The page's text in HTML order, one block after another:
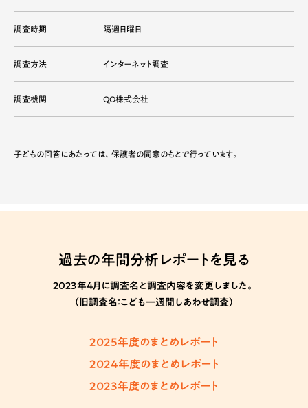
調査時期 隔週日曜日
調査方法 インターネット調査
調査機関 QO株式会社
子どもの回答にあたっては、保護者の同意のもとで行っています。
過去の年間分析レポートを見る
2023年4月に調査名と調査内容を変更しました。
（旧調査名：こども一週間しあわせ調査）
2025年度のまとめレポート
2024年度のまとめレポート
2023年度のまとめレポート